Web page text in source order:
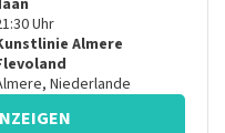
Uhr
Almere
, Niederlande